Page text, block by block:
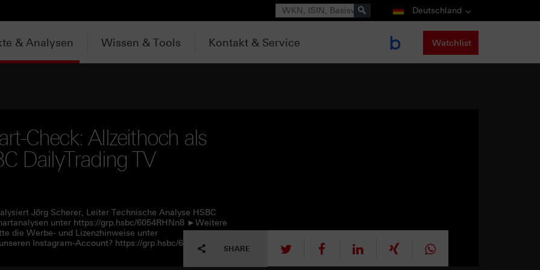
Suche Deutschland
& Analysen Wissen & Tools Kontakt & Service Watchlist
Check: Allzeithoch als
DailyTrading TV
Jörg Scherer, Leiter Technische Analyse HSBC
unter https://grp.hsbc/6054RHNn8 ►Weitere
die Werbe- und Lizenzhinweise unter
Instagram-Account? https://grp.hsbc/6057RHNn1
SHARE tweet mitteilen